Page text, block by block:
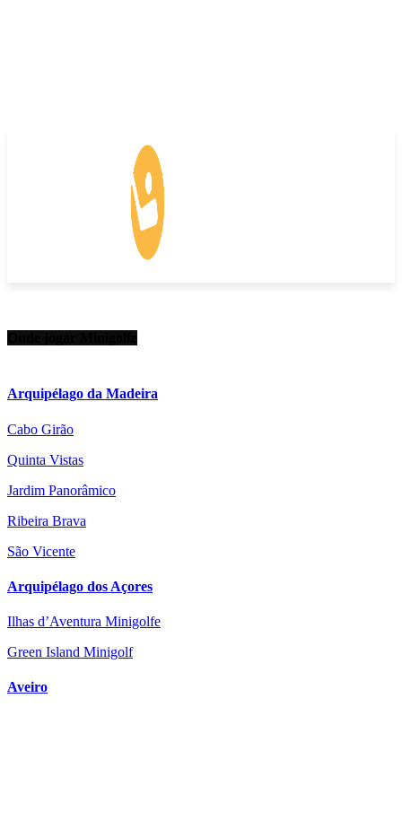
Arquipélago da Madeira
Cabo Girão
Quinta Vistas
Jardim Panorâmico
Ribeira Brava
São Vicente
Arquipélago dos Açores
Ilhas d’Aventura Minigolfe
Green Island Minigolf
Aveiro